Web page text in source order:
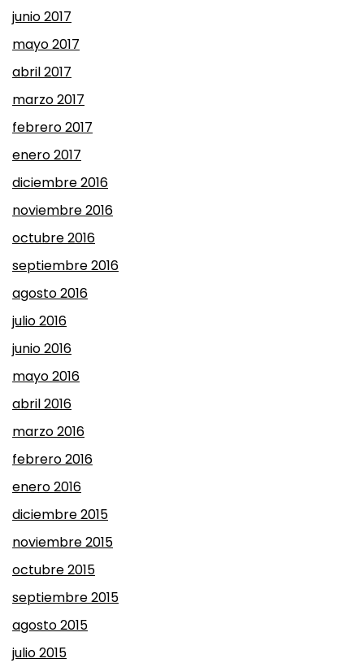
junio 2017
mayo 2017
abril 2017
marzo 2017
febrero 2017
enero 2017
diciembre 2016
noviembre 2016
octubre 2016
septiembre 2016
agosto 2016
julio 2016
junio 2016
mayo 2016
abril 2016
marzo 2016
febrero 2016
enero 2016
diciembre 2015
noviembre 2015
octubre 2015
septiembre 2015
agosto 2015
julio 2015